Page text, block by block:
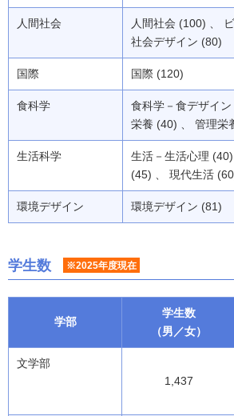
人間社会
人間社会 (100) 、
社会デザイン (80)
国際 国際 (120)
食科学
食科学－食デザイ
栄養 (40) 、 管理栄
生活科学
生活－生活心理
(45) 、 現代生活
環境デザイン 環境デザイン (81)
学生数 ※2025年度現在
学部
学生数
（男／女）
文学部
1,437